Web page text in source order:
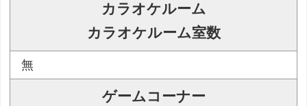
カラオケルーム
カラオケルーム室数
無
ゲームコーナー